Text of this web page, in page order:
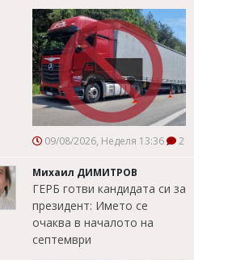
09/08/2026, Неделя 13:36 2
Михаил ДИМИТРОВ
ГЕРБ готви кандидата си за
президент: Името се
очаква в началото на
септември